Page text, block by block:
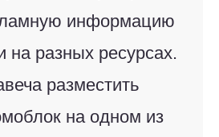
информацию
на разных ресурсах.
разместить
на одном из